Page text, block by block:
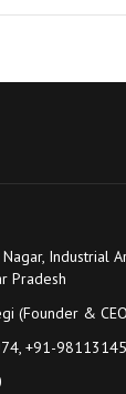
Industrial
Pradesh
(Founder &
+91-